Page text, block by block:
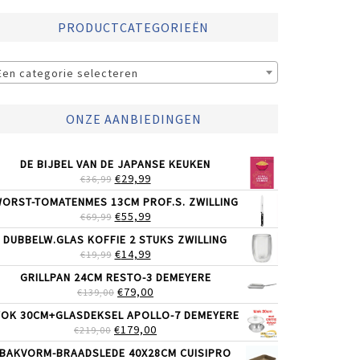
PRODUCTCATEGORIEËN
categorie selecteren
ONZE AANBIEDINGEN
DE BIJBEL VAN DE JAPANSE KEUKEN
€36,99 OORSPRONKELIJKE
PRIJS
WAS:
€36,99.
€29,99HUIDIGE
PRIJS
IS:
€29,99.
TOMATENMES 13CM PROF.S. ZWILLING
€69,99 OORSPRONKELIJKE
PRIJS
WAS:
€69,99.
€55,99HUIDIGE
PRIJS
IS:
€55,99.
DUBBELW.GLAS KOFFIE 2 STUKS ZWILLING
€19,99 OORSPRONKELIJKE
PRIJS
WAS:
€19,99.
€14,99HUIDIGE
PRIJS
IS:
€14,99.
GRILLPAN 24CM RESTO-3 DEMEYERE
€139,00 OORSPRONKELIJKE
PRIJS
WAS:
€139,00.
€79,00
PRIJS
IS:
€79,00.
30CM+GLASDEKSEL APOLLO-7 DEMEYERE
€219,00 OORSPRONKELIJKE
PRIJS
€179,00
PRIJS
BAKVORM-BRAADSLEDE 40X28CM CUISIPRO